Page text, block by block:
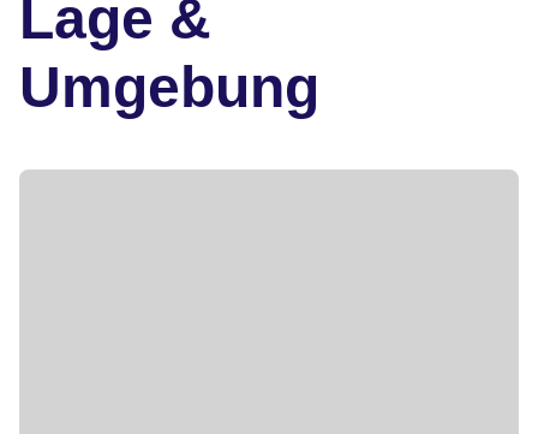
Lage &
Umgebung